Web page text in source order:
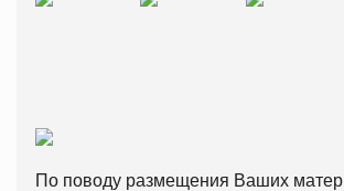
По поводу размещения Ваших